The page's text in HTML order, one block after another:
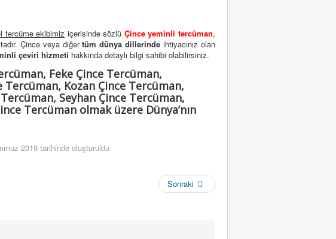
tercüme ekibimiz içerisinde sözlü Çince yeminli tercüman,
Çince veya diğertüm dünya dillerinde ihtiyacınız olan
çeviri hizmeti hakkında detaylı bilgi sahibi olabilirsiniz.
Feke Çince Tercüman,
Kozan Çince Tercüman,
Seyhan Çince Tercüman,
Tercüman olmak üzere Dünya’nın
2019 tarihinde oluşturuldu
Sonraki